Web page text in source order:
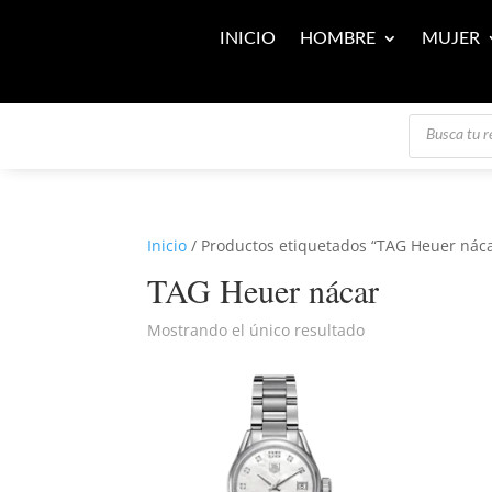
INICIO HOMBRE MUJER
Búsqueda
productos
Inicio / Productos etiquetados “TAG Heuer
TAG Heuer nácar
Mostrando el único resultado